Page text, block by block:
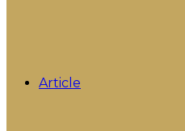
Article